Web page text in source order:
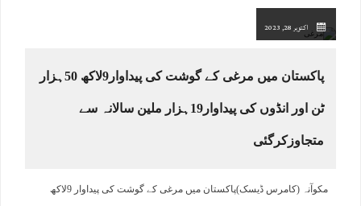
اکتوبر 28, 2023
پاکستان میں مرغی کے گوشت کی پیداوار9لاکھ 50ہزار
ٹن اور انڈوں کی پیداوار19ہزار ملین سالانہ سے
متجاوزکرگئی
مکوآنہ (کامرس ڈیسک)پاکستان میں مرغی کے گوشت کی پیداوار 9لاکھ